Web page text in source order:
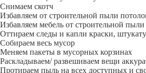
Снимаем скотч
Избавляем от строительной пыли
Избавляем мебель от строительной пыли
Оттираем следы и капли краски,
Собираем весь мусор
Меняем пакеты в мусорных корзинах
Раскладываем/ развешиваем вещи
Протираем пыль на всех доступных и